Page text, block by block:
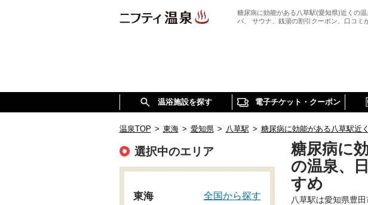
糖尿病に効能がある八草駅(愛知県)近くの
パ、 サウナ、銭湯の割引クーポン、口コミ
温浴施設を探す 電子チケット・クーポン
温泉TOP > 東海 > 愛知県 > 八草駅 > 糖尿病に効能がある八草駅近
糖尿病に
の温泉、
すめ
八草駅は愛知県豊
選択中のエリア
東海 全国から探す